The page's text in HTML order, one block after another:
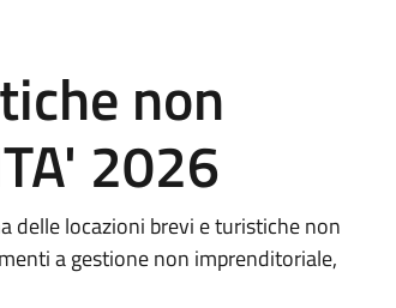
non
2026
delle locazioni brevi e turistiche non
a gestione non imprenditoriale,